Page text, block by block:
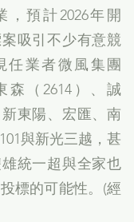
，預計2026年開
吸引不少有意競
任業者微風集團
森（2614）、誠
東陽、宏匯、南
與新光三越，甚
統一超與全家也
標的可能性。(經